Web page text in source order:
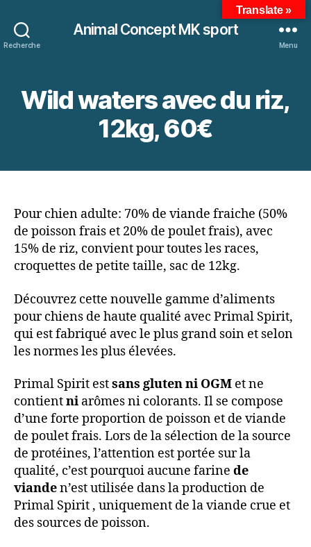
Recherche
Animal Concept MK sport
Menu
Wild waters avec du riz,
12kg, 60€
Pour chien adulte: 70% de viande fraiche (50%
de poisson frais et 20% de poulet frais), avec
15% de riz, convient pour toutes les races,
croquettes de petite taille, sac de 12kg.
Découvrez cette nouvelle gamme d’aliments
pour chiens de haute qualité avec Primal Spirit,
qui est fabriqué avec le plus grand soin et selon
les normes les plus élevées.
Primal Spirit estsans gluten ni OGM et ne
contientni arômes ni colorants. Il se compose
d’une forte proportion de poisson et de viande
de poulet frais. Lors de la sélection de la source
de protéines, l’attention est portée sur la
qualité, c’est pourquoi aucune farine de
vianden’est utilisée dans la production de
Primal Spirit , uniquement de la viande crue et
des sources de poisson.
Translate »